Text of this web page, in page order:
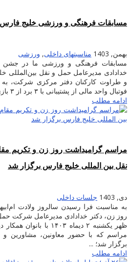
مسابقات فرهنگی و ورزشی خلیج
بهمن, 1403 مناسبتهای داخلی, ورزشی
مسابقات فرهنگی و ورزشی ما در جشن
خدادادی مدیرعامل حمل و نقل بین‌المللی
و طراوت کارکنان دفتر مرکزی شرکت، به
فوتبال واحد مالی از پشتیبانی با ۳ برد از ۳ بازی در دهه مبارک ...
ادامه مطلب
مراسم گرامیداشت روز زن و تکریم
نقل بین المللی خلیج فارس برگزار شد
دی, 1403
جلسات داخلی
به مناسبت فرا رسیدن سالروز ولادت
روز زن، دکتر خدادادی مدیرعامل شرکت
ظهر یکشنبه ۲ دیماه
مراسم که با حضور معاونین، مشاورین
برگزار شد؛ ...
ادامه مطلب